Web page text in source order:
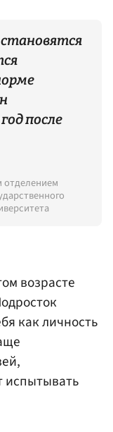
после
отделением
возрасте
как личность
испытывать